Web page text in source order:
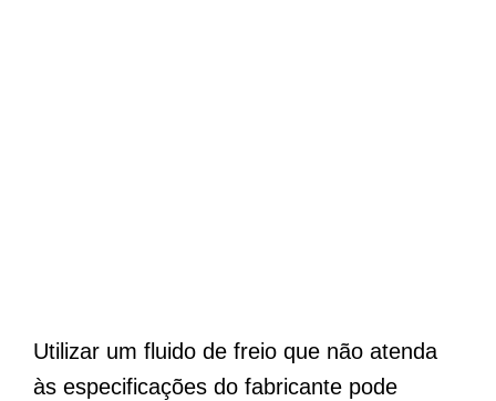
Utilizar um fluido de freio que não atenda
às especificações do fabricante pode